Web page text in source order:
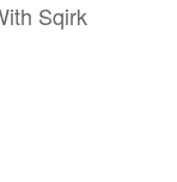
Sqirk